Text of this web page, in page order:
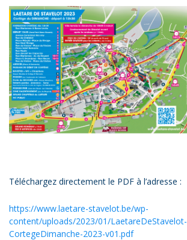
Téléchargez directement le PDF à l’adresse :
https://www.laetare-stavelot.be/wp-
content/uploads/2023/01/LaetareDeStavelot-
CortegeDimanche-2023-v01.pdf